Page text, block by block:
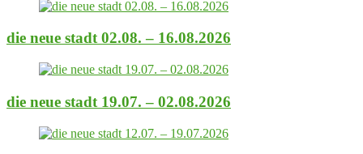
die neue stadt 02.08. – 16.08.2026
die neue stadt 19.07. – 02.08.2026